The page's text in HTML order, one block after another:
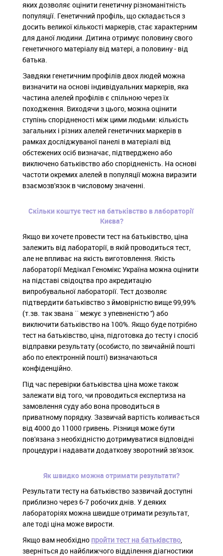
яких дозволяє оцінити генетичну різноманітність
популяції. Генетичний профіль, що складається з
досить великої кількості маркерів, стає характерним
для даної людини. Дитина отримує половину свого
генетичного матеріалу від матері, а половину - від
батька.
Завдяки генетичним профілів двох людей можна
визначити на основі індивідуальних маркерів, яка
частина алелей профілів є спільною через їх
походження. Виходячи з цього, можна оцінити
ступінь спорідненості між цими людьми: кількість
загальних і різних алелей генетичних маркерів в
рамках досліджуваної панелі в матеріалі від
обстежених осіб визначає, підтверджено або
виключено батьківство або спорідненість. На основі
частоти окремих алелей в популяції можна виразити
взаємозв'язок в числовому значенні.
Скільки коштує тест на батьківство в лабораторії
Києва?
Якщо ви хочете провести тест на батьківство, ціна
залежить від лабораторії, в якій проводиться тест,
але не впливає на якість виготовлення. Якість
лабораторії Медікал Геномікс Україна можна оцінити
на підставі свідоцтва про акредитацію
випробувальної лабораторії. Тест дозволяє
підтвердити батьківство з ймовірністю вище 99,99%
(т.зв. так звана `` межує з упевненістю '') або
виключити батьківство на 100%. Якщо буде потрібно
тест на батьківство, ціна, підготовка до тесту і спосіб
відправки результату (особисто, по звичайній пошті
або по електронній пошті) визначаються
конфіденційно.
Під час перевірки батьківства ціна може також
залежати від того, чи проводиться експертиза на
замовлення суду або вона проводиться в
приватному порядку. Зазвичай вартість коливається
від 4000 до 11000 гривень. Різниця може бути
пов'язана з необхідністю дотримуватися відповідні
процедури і надавати додаткову зворотний зв'язок.
Як швидко можна отримати результати?
Результати тесту на батьківство зазвичай доступні
приблизно через 6-7 робочих днів. У деяких
лабораторіях можна швидше отримати результат,
але тоді ціна може вирости.
Якщо вам необхідно пройти тест на батьківство
зверніться до найближчого відділення діагностики